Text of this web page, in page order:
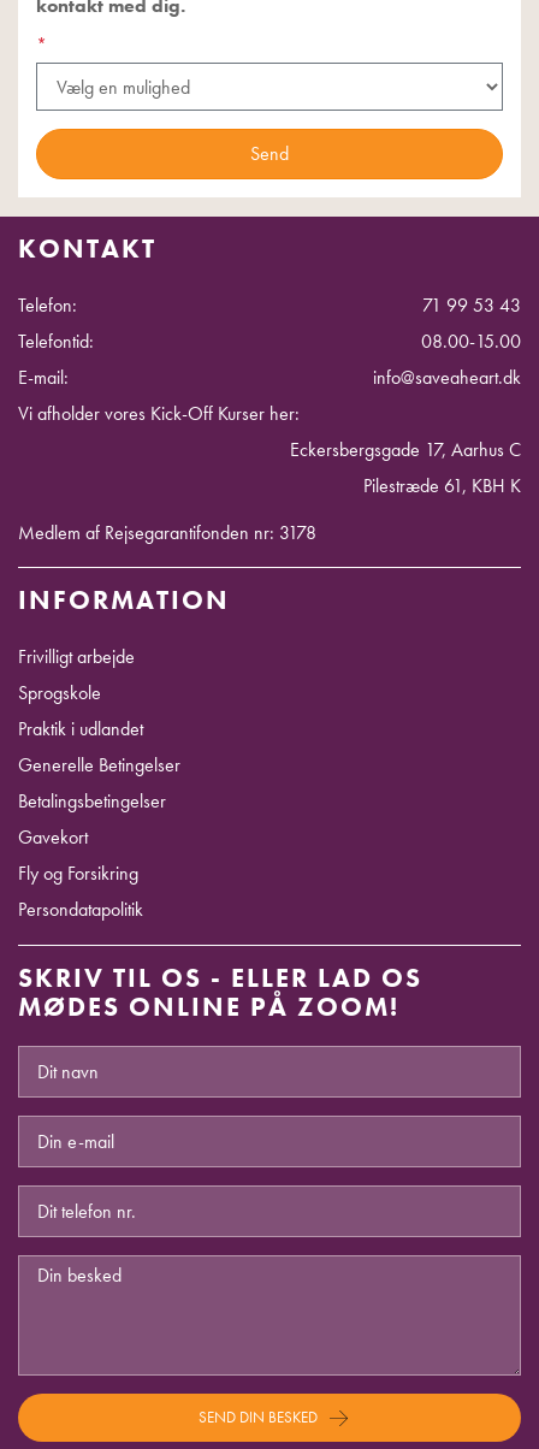
kontakt med dig.
*
KONTAKT
Telefon:
71 99 53 43
Telefontid:
08.00-15.00
E-mail:
info@saveaheart.dk
Vi afholder vores Kick-Off Kurser her:
Eckersbergsgade 17, Aarhus C
Pilestræde 61, KBH K
Medlem af Rejsegarantifonden nr: 3178
INFORMATION
Frivilligt arbejde
Sprogskole
Praktik i udlandet
Generelle Betingelser
Betalingsbetingelser
Gavekort
Fly og Forsikring
Persondatapolitik
SKRIV TIL OS - ELLER LAD OS
MØDES ONLINE PÅ ZOOM!
SEND DIN BESKED